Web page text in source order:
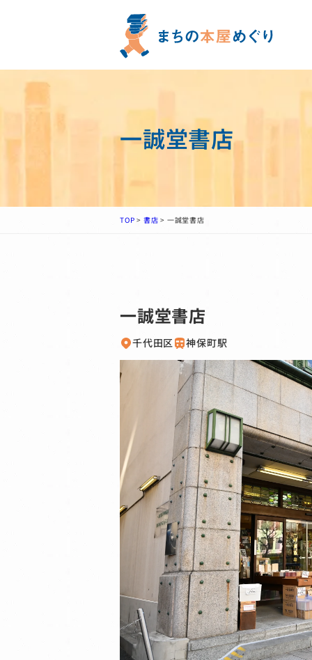
一誠堂書店
TOP > 書店 > 一誠堂書店
一誠堂書店
千代田区 神保町駅